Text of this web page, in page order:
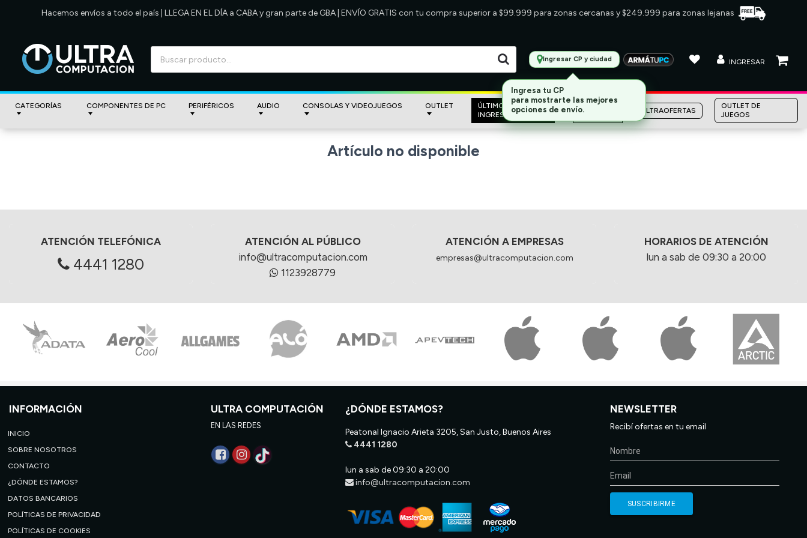
Hacemos envíos a todo el país | LLEGA EN EL DÍA a CABA y gran parte de GBA | ENVÍO GRATIS con tu compra superior a $99.999 para zonas cercanas y $249.999 para zonas lejanas
Ingresar CP y ciudad INGRESAR
CATEGORÍAS COMPONENTES DE PC PERIFÉRICOS AUDIO CONSOLAS Y VIDEOJUEGOS OUTLET
ÚLTIMOS
INGRESOS
MARCAS
ULTRAOFERTAS
OUTLET DE
JUEGOS
Artículo no disponible
ATENCIÓN TELEFÓNICA
4441 1280
ATENCIÓN AL PÚBLICO
info@ultracomputacion.com
1123928779
ATENCIÓN A EMPRESAS
empresas@ultracomputacion.com
HORARIOS DE ATENCIÓN
lun a sab de 09:30 a 20:00
INFORMACIÓN
INICIO
SOBRE NOSOTROS
CONTACTO
¿DÓNDE ESTAMOS?
DATOS BANCARIOS
POLÍTICAS DE PRIVACIDAD
POLÍTICAS DE COOKIES
ULTRA COMPUTACIÓN
EN LAS REDES
¿DÓNDE ESTAMOS?
Peatonal Ignacio Arieta 3205, San Justo, Buenos Aires
4441 1280
lun a sab de 09:30 a 20:00
info@ultracomputacion.com
NEWSLETTER
Recibí ofertas en tu email
Ingresa tu CP
para mostrarte las mejores
opciones de envío.